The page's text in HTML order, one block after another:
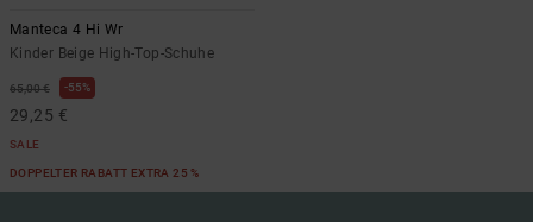
Manteca 4 Hi Wr
Kinder Beige High-Top-Schuhe
65,00 € 55%
29,25 €
SALE
DOPPELTER RABATT EXTRA 25 %